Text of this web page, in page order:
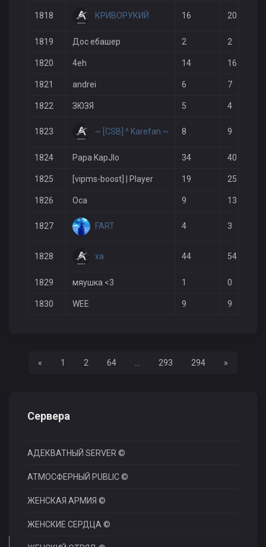
1818 КРИВОРУКИЙ 16 20
1819 Дос ебашер 2 2
1820 4eh 14 16
1821 andrei 6 7
1822 ЗЮЗЯ 5 4
1823 ~ [CSB] ^ Karefan ~ 8 9
1824 Papa KapJlo 34 40
1825 [vipms-boost] | Player 19 25
1826 Оса 9 13
1827 FART 4 3
1828 xa 44 54
1829 мяушка <3 1 0
1830 WEE 9 9
« Назад1 2 64 293 294 »
Сервера
АДЕКВАТНЫЙ SERVER ©
АТМОСФЕРНЫЙ PUBLIC ©
ЖЕНСКАЯ АРМИЯ ©
ЖЕНСКИЕ СЕРДЦА ©